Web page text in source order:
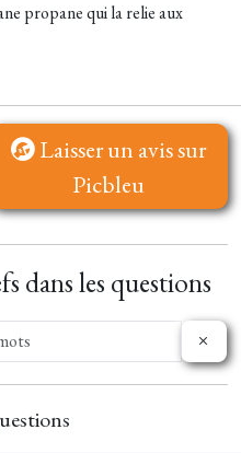
propane qui la relie aux
Laisser un avis sur
Picbleu
dans les questions